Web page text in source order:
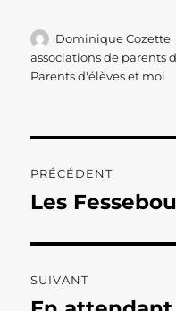
Auteur
Dominique Cozette
associations de parents
Parents d'élèves et moi
de
PRÉCÉDENT
Publication
Les
SUIVANT
Publication